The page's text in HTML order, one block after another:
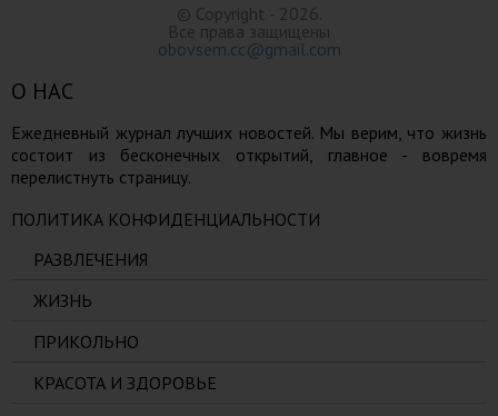
© Copyright - 2026.
Все права защищены
obovsem.cc@gmail.com
О НАС
Ежедневный журнал лучших новостей. Мы верим, что жизнь
состоит из бесконечных открытий, главное - вовремя
перелистнуть страницу.
ПОЛИТИКА КОНФИДЕНЦИАЛЬНОСТИ
РАЗВЛЕЧЕНИЯ
ЖИЗНЬ
ПРИКОЛЬНО
КРАСОТА И ЗДОРОВЬЕ